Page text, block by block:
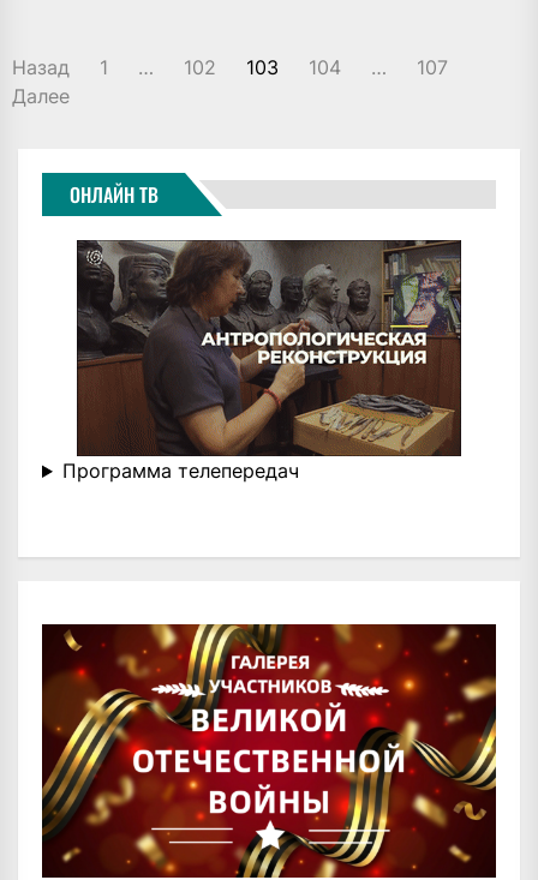
ПАГИНАЦИЯ
ЗАПИСЕЙ
Назад 1 … 102 103 104 …
107
Далее
ОНЛАЙН ТВ
Программа телепередач